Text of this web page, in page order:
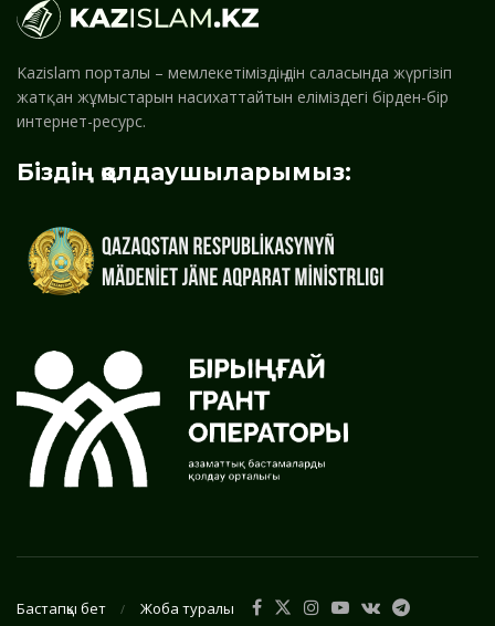
Kazislam порталы – мемлекетіміздің дін саласында жүргізіп
жатқан жұмыстарын насихаттайтын еліміздегі бірден-бір
интернет-ресурс.
Біздің қолдаушыларымыз:
Бастапқы бет Жоба туралы